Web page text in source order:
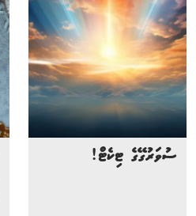
ސުވަރުގޭގެ ޓިކެޓް!